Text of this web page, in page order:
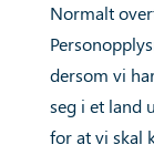
Normalt
dersom vi
seg i et land
for at vi skal